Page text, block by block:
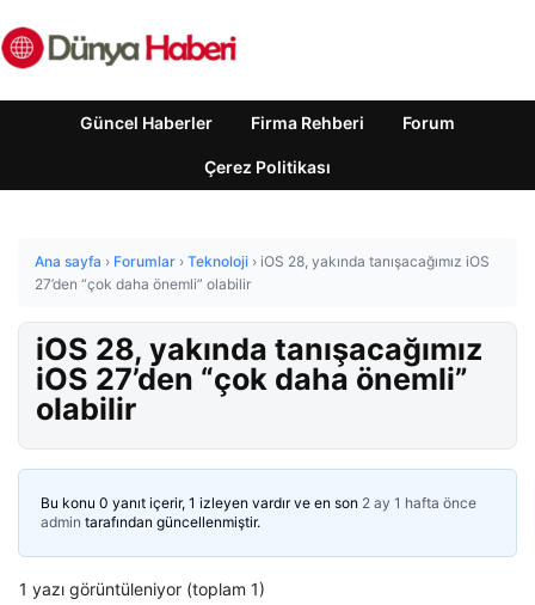
Güncel Haberler Firma Rehberi Forum
Çerez Politikası
Ana sayfa › Forumlar › Teknoloji › iOS 28, yakında tanışacağımız iOS
27’den “çok daha önemli” olabilir
iOS 28, yakında tanışacağımız
iOS 27’den “çok daha önemli”
olabilir
Bu konu 0 yanıt içerir, 1 izleyen vardır ve en son 2 ay 1 hafta önce
admin tarafından güncellenmiştir.
1 yazı görüntüleniyor (toplam 1)